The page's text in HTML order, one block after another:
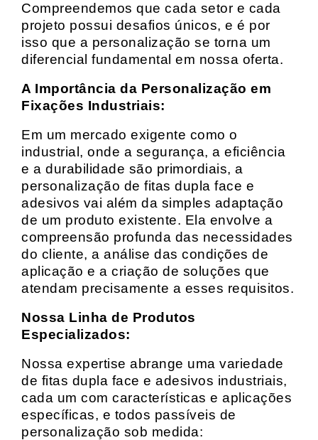
Compreendemos que cada setor e cada
projeto possui desafios únicos, e é por
isso que a personalização se torna um
diferencial fundamental em nossa oferta.
A Importância da Personalização em
Fixações Industriais:
Em um mercado exigente como o
industrial, onde a segurança, a eficiência
e a durabilidade são primordiais, a
personalização de fitas dupla face e
adesivos vai além da simples adaptação
de um produto existente. Ela envolve a
compreensão profunda das necessidades
do cliente, a análise das condições de
aplicação e a criação de soluções que
atendam precisamente a esses requisitos.
Nossa Linha de Produtos
Especializados:
Nossa expertise abrange uma variedade
de fitas dupla face e adesivos industriais,
cada um com características e aplicações
específicas, e todos passíveis de
personalização sob medida: